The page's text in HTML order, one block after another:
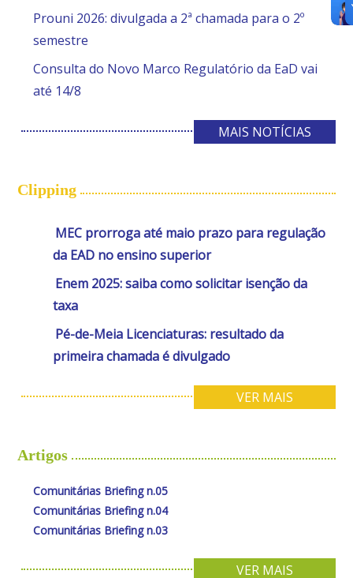
Prouni 2026: divulgada a 2ª chamada para o 2º
semestre
Consulta do Novo Marco Regulatório da EaD vai
até 14/8
MAIS NOTÍCIAS
Clipping
MEC prorroga até maio prazo para regulação
da EAD no ensino superior
Enem 2025: saiba como solicitar isenção da
taxa
Pé-de-Meia Licenciaturas: resultado da
primeira chamada é divulgado
VER MAIS
Artigos
Comunitárias Briefing n.05
Comunitárias Briefing n.04
Comunitárias Briefing n.03
VER MAIS